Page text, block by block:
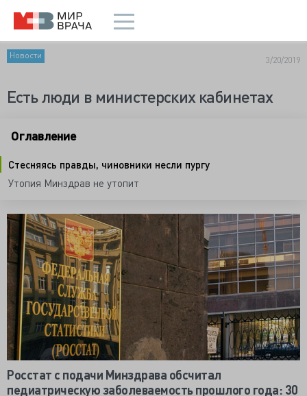
Новости 3/20/2019
Есть люди в министерских кабинетах
Оглавление
Стесняясь правды, чиновники несли пургу
Утопия Минздрав не утопит
Росстат с подачи Минздрава обсчитал
педиатрическую заболеваемость прошлого года: 30